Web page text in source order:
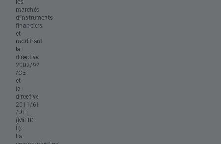
marchés
d'instruments
financiers
et
modifiant
la
directive
2002/92
/CE
et
la
directive
2011/61
/UE
(MiFID
II).
La